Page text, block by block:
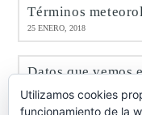
Términos
25 ENERO, 2018
9 ENERO, 2017
Utilizamos cookies
funcionamiento de la